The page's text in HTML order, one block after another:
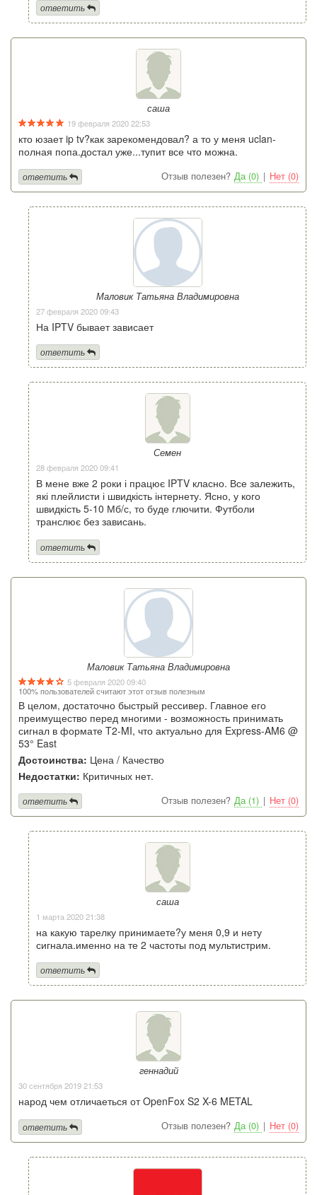
ответить
саша
19 февраля 2020 22:53
кто юзает ip tv?как зарекомендовал? а то у меня uclan-
полная попа.достал уже...тупит все что можна.
Отзыв полезен? Да (0) | Нет (0)
ответить
Маловик Татьяна Владимировна
27 февраля 2020 09:43
На IPTV бывает зависает
ответить
Семен
28 февраля 2020 09:41
В мене вже 2 роки і працює IPTV класно. Все залежить,
які плейлисти і швидкість інтернету. Ясно, у кого
швидкість 5-10 Мб/с, то буде глючити. Футболи
транслює без зависань.
ответить
Маловик Татьяна Владимировна
5 февраля 2020 09:40
100% пользователей считают этот отзыв полезным
В целом, достаточно быстрый рессивер. Главное его
преимущество перед многими - возможность принимать
сигнал в формате T2-MI, что актуально для Express-AM6 @
53° East
Достоинства: Цена / Качество
Недостатки: Критичных нет.
Отзыв полезен? Да (1) | Нет (0)
ответить
саша
1 марта 2020 21:38
на какую тарелку принимаете?у меня 0,9 и нету
сигнала.именно на те 2 частоты под мультистрим.
ответить
геннадий
30 сентября 2019 21:53
народ чем отличаеться от OpenFox S2 X-6 METAL
Отзыв полезен? Да (0) | Нет (0)
ответить